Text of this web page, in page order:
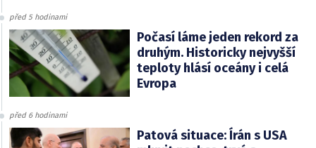
před 5 hodinami
Počasí láme jeden rekord za
druhým. Historicky nejvyšší
teploty hlásí oceány i celá
Evropa
před 6 hodinami
Patová situace: Írán s USA